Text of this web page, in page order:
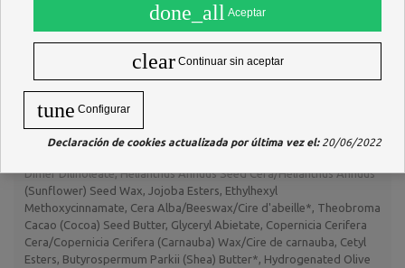
APTO PARA HOMPEOPATÍA
Aplicar una cantidad generosa en los labios. Recomendado para
utilizar antes de aplicar la barra de labios o el brillo.
Adecuado para hombres.
INGREDIENTES
Dimer Dilinoleate, Helianthus Annuus Seed Cera/Helianthus Annuus
(Sunflower) Seed Wax, Jojoba Esters, Ethylhexyl
Methoxycinnamate, Cera Alba/Beeswax/Cire d'abeille*, Theobroma
Cacao (Cocoa) Seed Butter, Glyceryl Abietate, Copernicia Cerifera
Cera/Copernicia Cerifera (Carnauba) Wax/Cire de carnauba, Cetyl
Esters, Butyrospermum Parkii (Shea) Butter*, Hydrogenated Olive
done_all Aceptar
clear Continuar sin aceptar
tune Configurar
Declaración de cookies actualizada por última vez el:20/06/2022